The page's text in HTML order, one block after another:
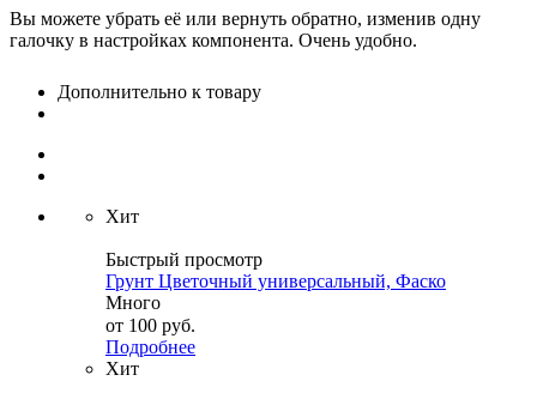
Вы можете убрать её или вернуть обратно, изменив одну
галочку в настройках компонента. Очень удобно.
Дополнительно к товару
Хит
Быстрый просмотр
Грунт Цветочный универсальный, Фаско
Много
от 100 руб.
Подробнее
Хит